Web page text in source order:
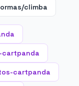
climba
cartpanda
cartpanda